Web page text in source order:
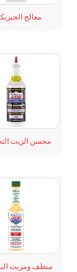
معالج
محسن الزيت
منظف ومزيت